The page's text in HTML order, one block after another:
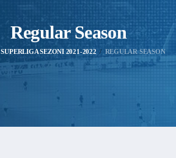
Regular Season
SUPERLIGA SEZONI 2021-2022 REGULAR SEASON